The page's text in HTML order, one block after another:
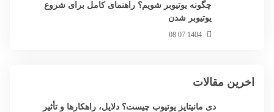
اخرین مقالات
دی مانیتایز یوتیوب چیست؟ دلایل، راهکارها و تأثیر
چگونه یوتیوبر شویم؟ راهنمای کامل برای شروع
یوتیوبر شدن
1404 07 08